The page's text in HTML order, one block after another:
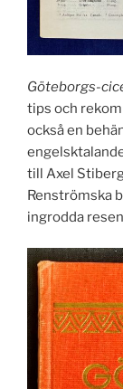
Göteborgs-
tips och
också en
till Axel
Renströmska
ingrodda